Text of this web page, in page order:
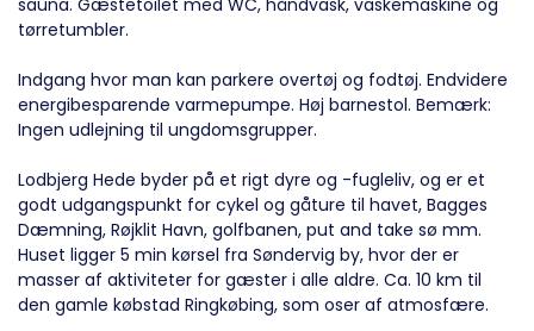
sauna. Gæstetoilet med WC, håndvask, vaskemaskine og
tørretumbler.
Indgang hvor man kan parkere overtøj og fodtøj. Endvidere
energibesparende varmepumpe. Høj barnestol. Bemærk:
Ingen udlejning til ungdomsgrupper.
Lodbjerg Hede byder på et rigt dyre og -fugleliv, og er et
godt udgangspunkt for cykel og gåture til havet, Bagges
Dæmning, Røjklit Havn, golfbanen, put and take sø mm.
Huset ligger 5 min kørsel fra Søndervig by, hvor der er
masser af aktiviteter for gæster i alle aldre. Ca. 10 km til
den gamle købstad Ringkøbing, som oser af atmosfære.